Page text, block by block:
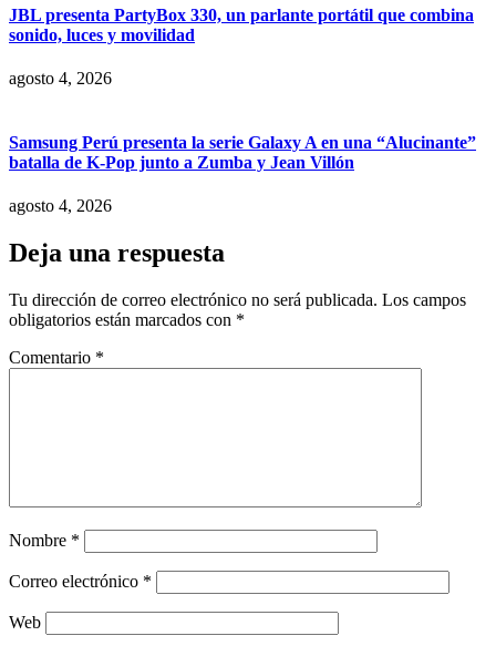
JBL presenta PartyBox 330, un parlante portátil que combina
sonido, luces y movilidad
agosto 4, 2026
Samsung Perú presenta la serie Galaxy A en una “Alucinante”
batalla de K-Pop junto a Zumba y Jean Villón
agosto 4, 2026
Deja una respuesta
Tu dirección de correo electrónico no será publicada. Los campos
obligatorios están marcados con *
Comentario *
Nombre *
Correo electrónico *
Web